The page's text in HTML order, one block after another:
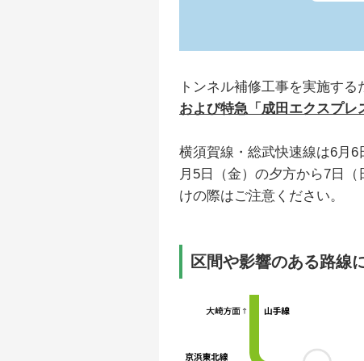
トンネル補修工事を実施する
および特急「成田エクスプ
横須賀線・総武快速線は6月
月5日（金）の夕方から7日
けの際はご注意ください。
区間や影響のある路線